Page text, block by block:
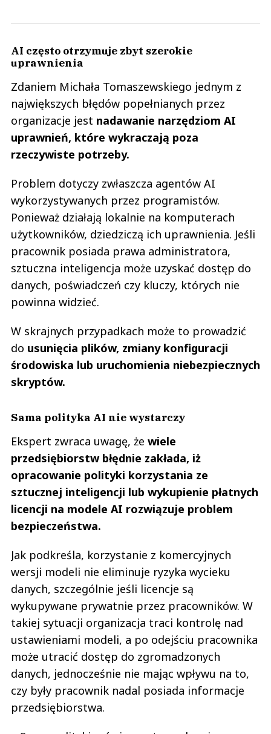
AI często otrzymuje zbyt szerokie
uprawnienia
Zdaniem Michała Tomaszewskiego jednym z
największych błędów popełnianych przez
organizacje jest nadawanie narzędziom AI
uprawnień, które wykraczają poza
rzeczywiste potrzeby.
Problem dotyczy zwłaszcza agentów AI
wykorzystywanych przez programistów.
Ponieważ działają lokalnie na komputerach
użytkowników, dziedziczą ich uprawnienia. Jeśli
pracownik posiada prawa administratora,
sztuczna inteligencja może uzyskać dostęp do
danych, poświadczeń czy kluczy, których nie
powinna widzieć.
W skrajnych przypadkach może to prowadzić
do usunięcia plików, zmiany konfiguracji
środowiska lub uruchomienia niebezpiecznych
skryptów.
Sama polityka AI nie wystarczy
Ekspert zwraca uwagę, że wiele
przedsiębiorstw błędnie zakłada, iż
opracowanie polityki korzystania ze
sztucznej inteligencji lub wykupienie płatnych
licencji na modele AI rozwiązuje problem
bezpieczeństwa.
Jak podkreśla, korzystanie z komercyjnych
wersji modeli nie eliminuje ryzyka wycieku
danych, szczególnie jeśli licencje są
wykupywane prywatnie przez pracowników. W
takiej sytuacji organizacja traci kontrolę nad
ustawieniami modeli, a po odejściu pracownika
może utracić dostęp do zgromadzonych
danych, jednocześnie nie mając wpływu na to,
czy były pracownik nadal posiada informacje
przedsiębiorstwa.